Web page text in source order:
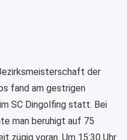
der
fand am gestrigen
SC Dingolfing statt. Bei
man beruhigt auf 75
zügig voran. Um 15:30 Uhr